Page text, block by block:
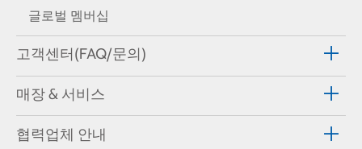
글로벌 멤버십
고객센터(FAQ/문의)
매장 & 서비스
협력업체 안내